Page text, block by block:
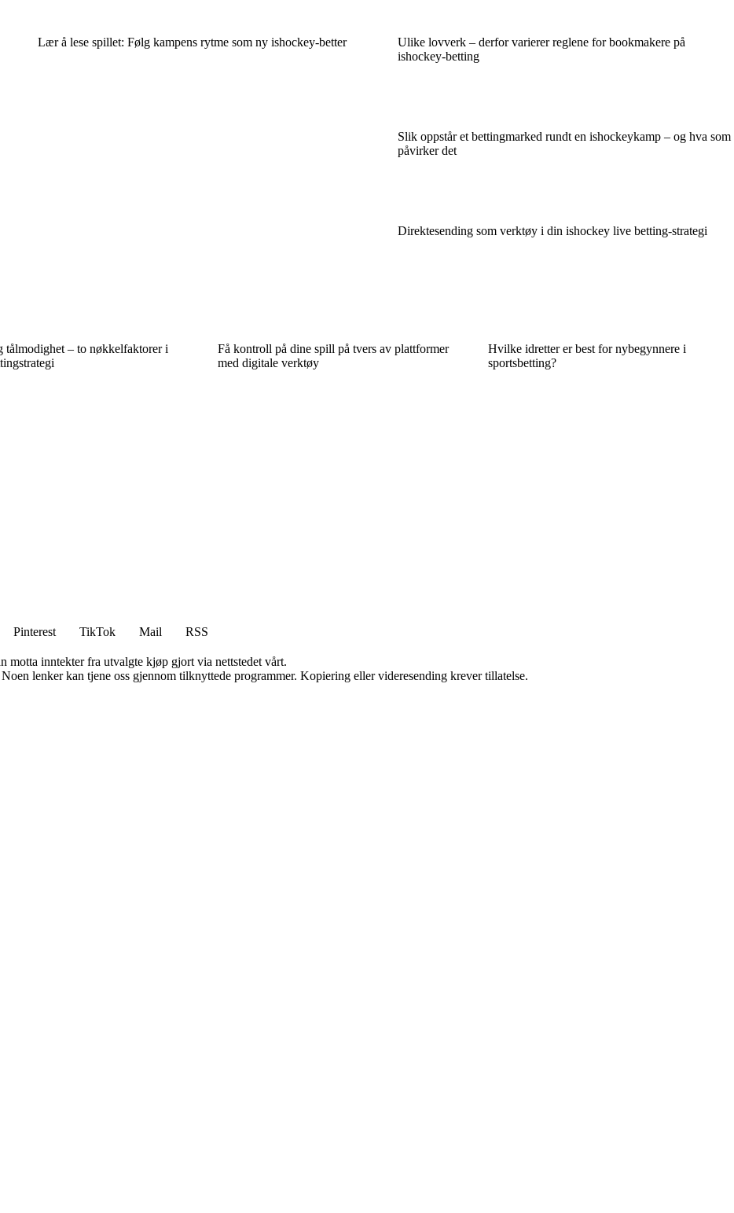
Lær å lese spillet: Følg kampens rytme som ny ishockey-better
Ulike lovverk – derfor varierer reglene for bookmakere på
ishockey-betting
Slik oppstår et bettingmarked rundt en ishockeykamp – og hva som
påvirker det
Direktesending som verktøy i din ishockey live betting-strategi
tålmodighet – to nøkkelfaktorer i
Få kontroll på dine spill på tvers av plattformer
med digitale verktøy
Hvilke idretter er best for nybegynnere i
sportsbetting?
Pinterest TikTok Mail
RSS
inntekter fra utvalgte kjøp gjort via nettstedet vårt.
lenker kan tjene oss gjennom tilknyttede programmer. Kopiering eller videresending krever tillatelse.